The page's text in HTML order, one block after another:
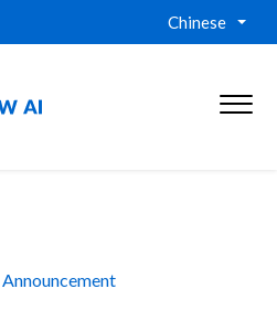
Chinese
Announcement